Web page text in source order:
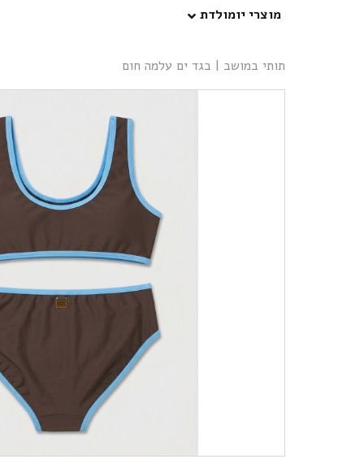
מוצרי יומולדת
תותי במושב | בגד ים עלמה חום